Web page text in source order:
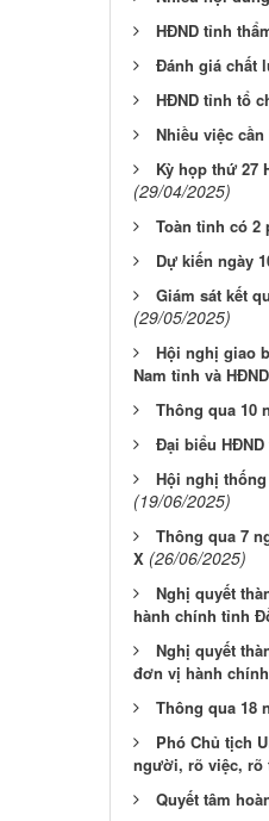
HĐND tỉnh
Đánh giá chất
HĐND tỉnh tổ
Nhiều việc
Kỳ họp thứ 27
(29/04/2025)
Toàn tỉnh có 2
Dự kiến ngày
Giám sát kết
(29/05/2025)
Hội nghị giao
Nam tỉnh và
Thông qua 10
Đại biểu
Hội nghị
(19/06/2025)
Thông qua 7
X (26/06/2025)
Nghị quyết
hành chính tỉnh
Nghị quyết
đơn vị hành
Thông qua 18
Phó Chủ tịch
người, rõ việc, rõ
Quyết tâm